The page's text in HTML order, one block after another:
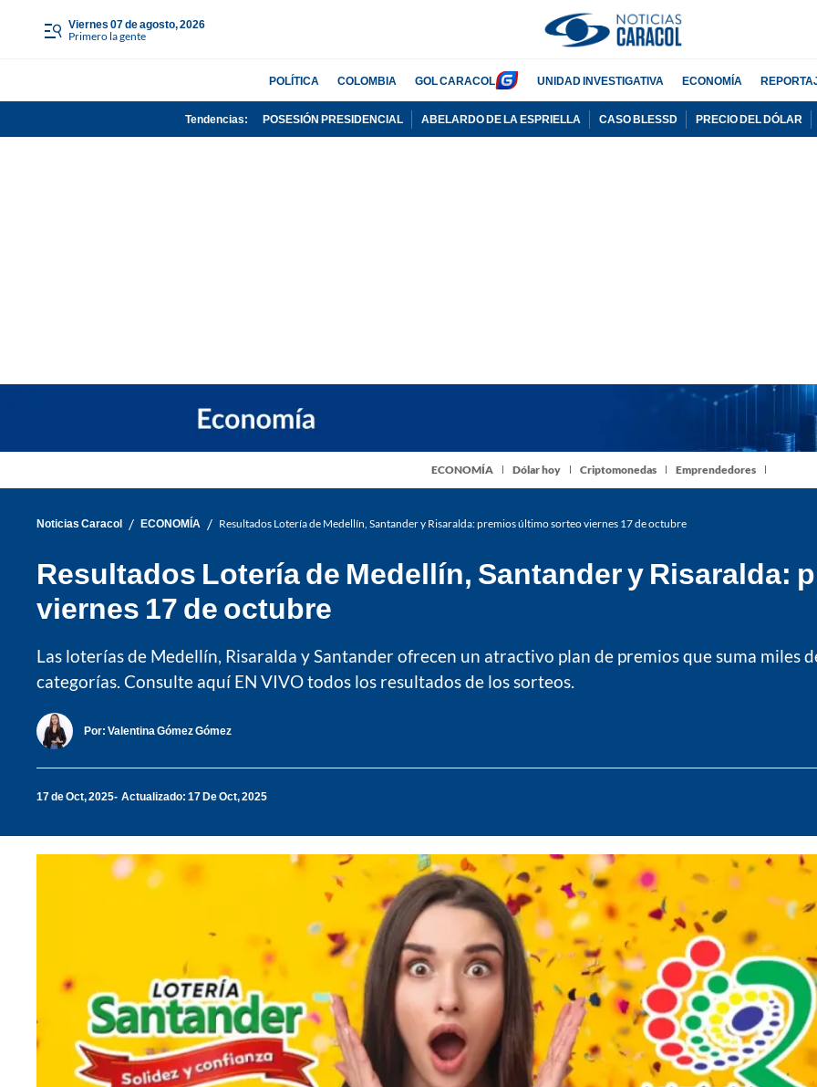
viernes 07 de agosto, 2026
Primero la gente
POLÍTICA COLOMBIA GOL CARACOL UNIDAD INVESTIGATIVA ECONOMÍA
Tendencias: POSESIÓN PRESIDENCIAL ABELARDO DE LA ESPRIELLA CASO BLESSD PRECIO DEL DÓLAR
ECONOMÍA Dólar hoy Criptomonedas Emprendedores
Noticias Caracol / ECONOMÍA / Resultados Lotería de Medellín, Santander y Risaralda: premios último sorteo viernes 17 de octubre
Resultados Lotería de Medellín, Santander y Risaralda:
viernes 17 de octubre
Las loterías de Medellín, Risaralda y Santander ofrecen un atractivo plan de premios que suma miles
categorías. Consulte aquí EN VIVO todos los resultados de los sorteos.
Por: Valentina Gómez Gómez
17 de Oct, 2025 Actualizado: 17 De Oct, 2025